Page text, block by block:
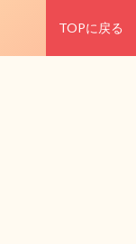
TOPに戻る